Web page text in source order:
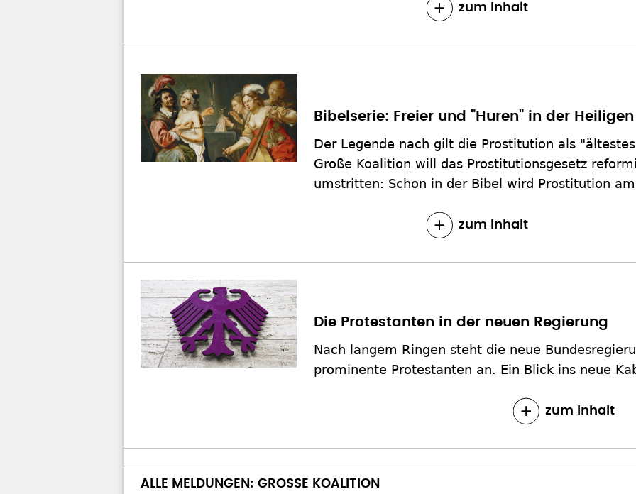
zum Inhalt
Bibelserie: Freier und "Huren" in der
Der Legende nach gilt die Prostitution als
Große Koalition will das Prostitutionsgesetz
umstritten: Schon in der Bibel wird Prostitution
zum Inhalt
Die Protestanten in der neuen Regierung
Nach langem Ringen steht die neue
prominente Protestanten an. Ein Blick ins neue
zum Inhalt
ALLE MELDUNGEN: GROSSE KOALITION